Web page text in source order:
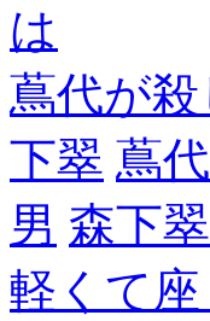
は
蔦代が
下翠 蔦
男 森下翠
軽くて